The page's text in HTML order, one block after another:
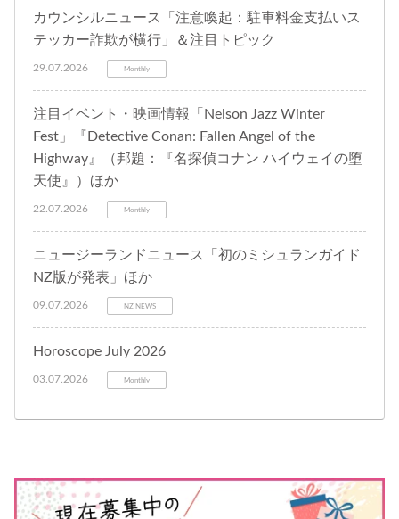
カウンシルニュース「注意喚起：駐車料金支払いス
テッカー詐欺が横行」＆注目トピック
29.07.2026 Monthly
注目イベント・映画情報「Nelson Jazz Winter
Fest」『Detective Conan: Fallen Angel of the
Highway』（邦題：『名探偵コナン ハイウェイの堕
天使』）ほか
22.07.2026 Monthly
ニュージーランドニュース「初のミシュランガイド
NZ版が発表」ほか
09.07.2026 NZ NEWS
Horoscope July 2026
03.07.2026 Monthly